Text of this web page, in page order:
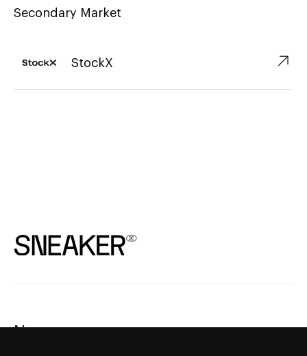
Secondary Market
StockX ↗︎
News